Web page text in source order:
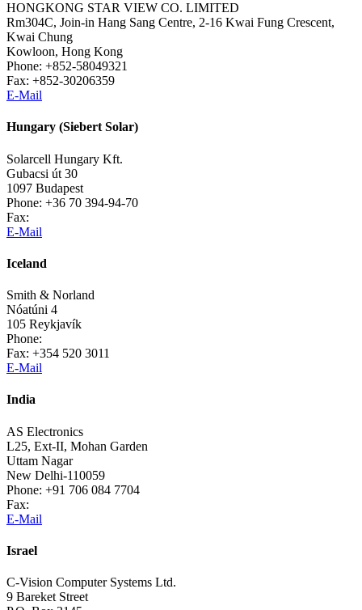
HONGKONG STAR VIEW CO. LIMITED
Rm304C, Join-in Hang Sang Centre, 2-16 Kwai Fung Crescent,
Kwai Chung
Kowloon, Hong Kong
Phone: +852-58049321
Fax: +852-30206359
E-Mail
Hungary (Siebert Solar)
Solarcell Hungary Kft.
Gubacsi út 30
1097 Budapest
Phone: +36 70 394-94-70
Fax:
E-Mail
Iceland
Smith & Norland
Nóatúni 4
105 Reykjavík
Phone:
Fax: +354 520 3011
E-Mail
India
AS Electronics
L25, Ext-II, Mohan Garden
Uttam Nagar
New Delhi-110059
Phone: +91 706 084 7704
Fax:
E-Mail
Israel
C-Vision Computer Systems Ltd.
9 Bareket Street